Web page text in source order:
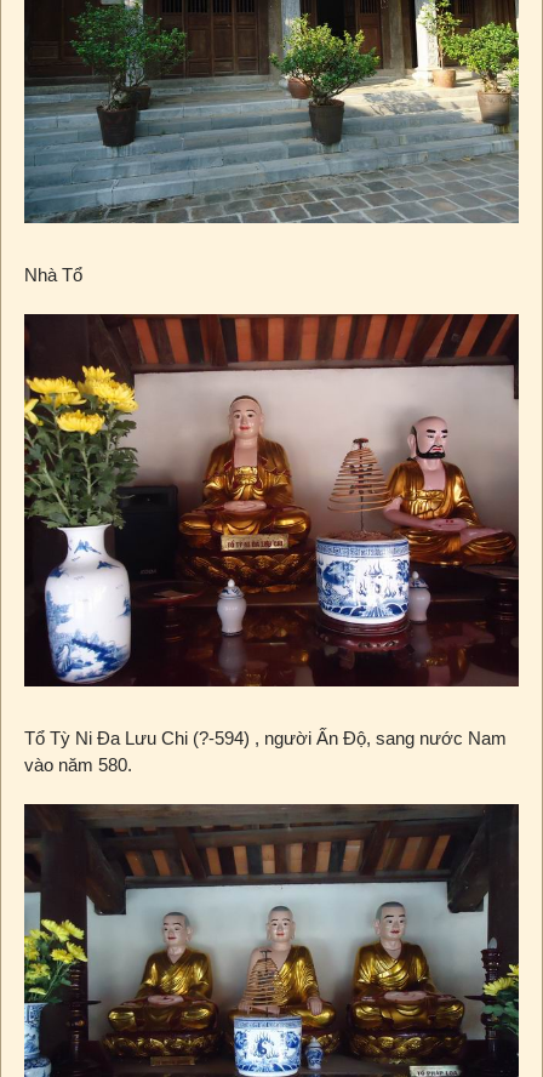
Nhà Tổ
Tổ Tỳ Ni Đa Lưu Chi (?-594) , người Ấn Độ, sang nước Nam
vào năm 580.